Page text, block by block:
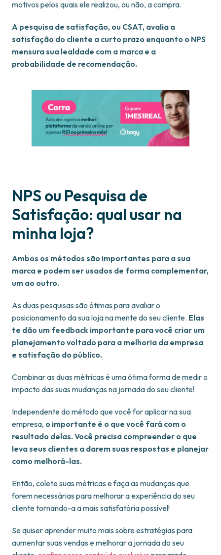
motivos pelos quais ele realizou, ou não, a compra.
A pesquisa de satisfação, ou CSAT, avalia a
satisfação do cliente a curto prazo enquanto o NPS
mensura sua lealdade com a marca e a
probabilidade de recomendação.
NPS ou Pesquisa de
Satisfação: qual usar na
minha loja?
Ambos os métodos são importantes para a sua
marca e podem ser usados de forma complementar,
um ao outro.
As duas pesquisas são ótimas para avaliar o
posicionamento da sua loja na mente do seu cliente. Elas
te dão um feedback importante para você criar um
planejamento voltado para a melhoria da empresa
e satisfação do público.
Combinar as duas métricas é uma ótima forma de medir o
impacto das suas mudanças na jornada do seu cliente!
Independente do método que você for aplicar na sua
empresa, o importante é o que você fará com o
resultado delas. Você precisa compreender o que
leva seus clientes a darem suas respostas e planejar
como melhorá-las.
Então, colete suas métricas e faça as mudanças que
forem necessárias para melhorar a experiência do seu
cliente tornando-a a mais satisfatória possível!
Se quiser aprender muito mais sobre estratégias para
aumentar suas vendas e melhorar a jornada do seu